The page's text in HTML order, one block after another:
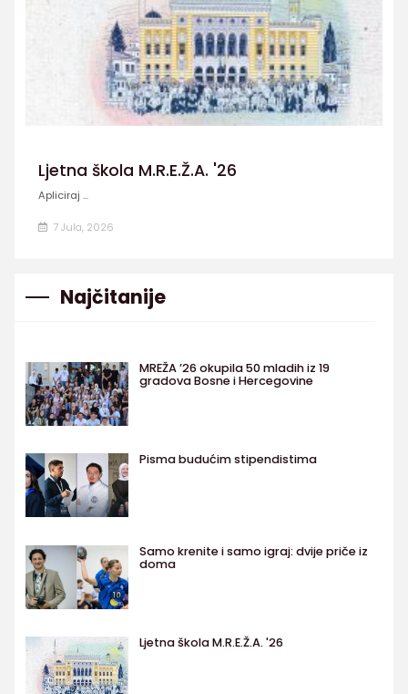
Ljetna škola M.R.E.Ž.A. '26
Apliciraj ...
7 Jula, 2026
Najčitanije
MREŽA ’26 okupila 50 mladih iz 19
gradova Bosne i Hercegovine
Pisma budućim stipendistima
Samo krenite i samo igraj: dvije priče iz
doma
Ljetna škola M.R.E.Ž.A. '26